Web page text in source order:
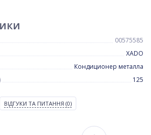
00575585
XADO
Кондиционер металла
125
ВІДГУКИ ТА ПИТАННЯ (0)